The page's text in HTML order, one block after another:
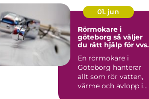
01. jun
Rörmokare i
göteborg så väljer
du rätt hjälp för vvs
En rörmokare i
Göteborg hanterar
allt som rör vatten,
värme och avlopp i